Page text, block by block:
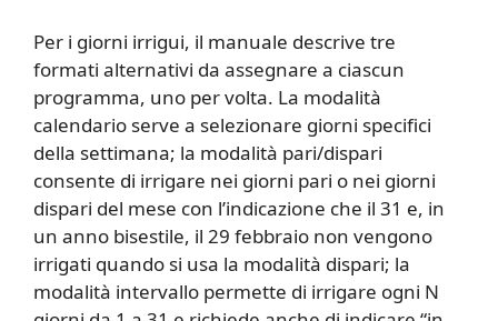
Per i giorni irrigui, il manuale descrive tre
formati alternativi da assegnare a ciascun
programma, uno per volta. La modalità
calendario serve a selezionare giorni specifici
della settimana; la modalità pari/dispari
consente di irrigare nei giorni pari o nei giorni
dispari del mese con l’indicazione che il 31 e, in
un anno bisestile, il 29 febbraio non vengono
irrigati quando si usa la modalità dispari; la
modalità intervallo permette di irrigare ogni N